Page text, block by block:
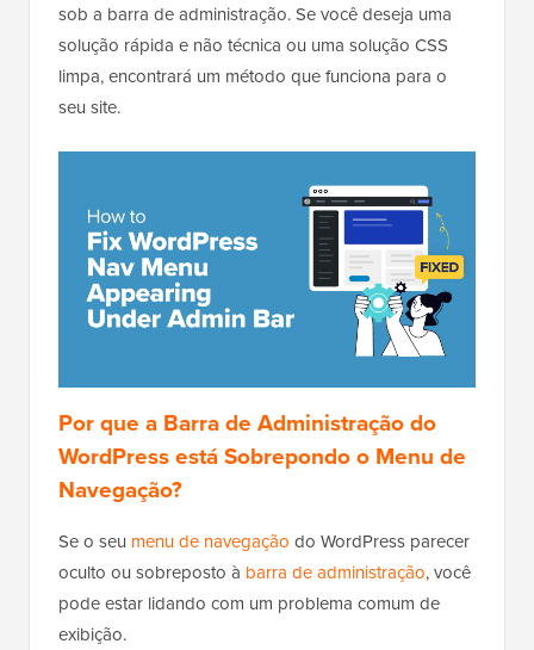
sob a barra de administração. Se você deseja uma
solução rápida e não técnica ou uma solução CSS
limpa, encontrará um método que funciona para o
seu site.
Por que a Barra de Administração do
WordPress está Sobrepondo o Menu de
Navegação?
Se o seu menu de navegação do WordPress parecer
oculto ou sobreposto à barra de administração, você
pode estar lidando com um problema comum de
exibição.